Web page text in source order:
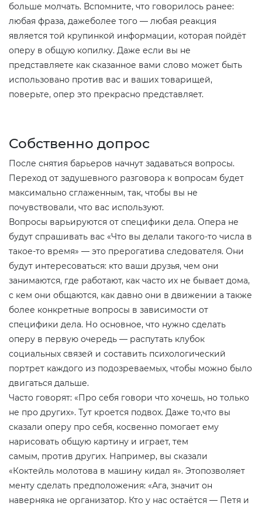
больше молчать. Вспомните, что говорилось ранее:
любая фраза, дажеболее того — любая реакция
является той крупинкой информации, которая пойдёт
оперу в общую копилку. Даже если вы не
представляете как сказанное вами слово может быть
использовано против вас и ваших товарищей,
поверьте, опер это прекрасно представляет.
Собственно допрос
После снятия барьеров начнут задаваться вопросы.
Переход от задушевного разговора к вопросам будет
максимально сглаженным, так, чтобы вы не
почувствовали, что вас используют.
Вопросы варьируются от специфики дела. Опера не
будут спрашивать вас «Что вы делали такого-то числа в
такое-то время» — это прерогатива следователя. Они
будут интересоваться: кто ваши друзья, чем они
занимаются, где работают, как часто их не бывает дома,
с кем они общаются, как давно они в движении а также
более конкретные вопросы в зависимости от
специфики дела. Но основное, что нужно сделать
оперу в первую очередь — распутать клубок
социальных связей и составить психологический
портрет каждого из подозреваемых, чтобы можно было
двигаться дальше.
Часто говорят: «Про себя говори что хочешь, но только
не про других». Тут кроется подвох. Даже то,что вы
сказали оперу про себя, косвенно помогает ему
нарисовать общую картину и играет, тем
самым, против других. Например, вы сказали
«Коктейль молотова в машину кидал я». Этопозволяет
менту сделать предположения: «Ага, значит он
наверняка не организатор. Кто у нас остаётся — Петя и